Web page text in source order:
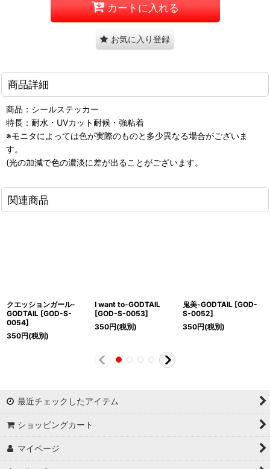
カートに入れる
お気に入り登録
商品詳細
商品：シールステッカー
特長：耐水・UVカット耐候・強粘着
※モニタによっては色が実際のものと多少異なる場合がございま
す。
(光の加減で色の濃淡に差が出ることがございます。
関連商品
クエッションガール-
GODTAIL [GOD-S-
0054]
350円(税別)
I want to-GODTAIL
[GOD-S-0053]
350円(税別)
鬼美-GODTAIL [GOD-
S-0052]
350円(税別)
最近チェックしたアイテム
ショッピングカート
マイページ